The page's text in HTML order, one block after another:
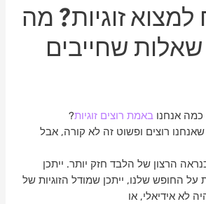
זוגיות? מה
עושים? 3 שאלות שחייבים
כמה אנחנובאמת רוצים זוגיות?
רוצים ופשוט זה לא קורה, אבל
כנראה הרצון של הלבד חזק יותר. ייתכן
על החופש שלנו, ייתכן שמודל הזוגיות של
לא אידיאלי, או